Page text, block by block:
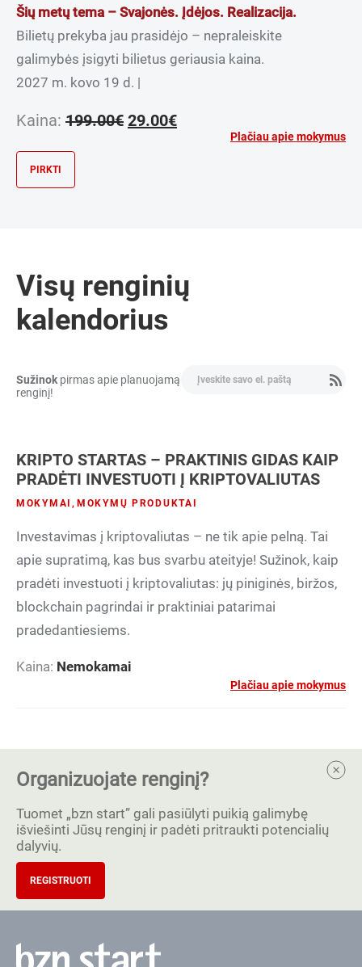
Šių metų tema – Svajonės. Įdėjos. Realizacija.
Bilietų prekyba jau prasidėjo – nepraleiskite
galimybės įsigyti bilietus geriausia kaina.
2027 m. kovo 19 d. |
Kaina: 199.00€ Original
29.00€Current
Plačiau apie mokymus
PIRKTI
Visų renginių
kalendorius
Sužinok pirmas apie planuojamą
renginį!
KRIPTO STARTAS – PRAKTINIS GIDAS KAIP
PRADĖTI INVESTUOTI Į KRIPTOVALIUTAS
MOKYMAI , MOKYMŲ PRODUKTAI
Investavimas į kriptovaliutas – ne tik apie pelną. Tai
apie supratimą, kas bus svarbu ateityje! Sužinok, kaip
pradėti investuoti į kriptovaliutas: jų piniginės, biržos,
blockchain pagrindai ir praktiniai patarimai
pradedantiesiems.
Kaina: Nemokamai
Plačiau apie mokymus
Organizuojate renginį?
Tuomet „bzn start” gali pasiūlyti puikią galimybę
išviešinti Jūsų renginį ir padėti pritraukti potencialių
dalyvių.
REGISTRUOTI